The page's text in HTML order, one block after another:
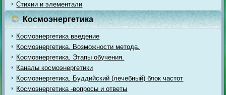
Стихии и элементали
Космоэнергетика
Космоэнергетика введение
Космоэнергетика. Возможности метода.
Космоэнергетика. Этапы обучения.
Каналы космоэнергетики
Космоэнергетика. Буддийский (лечебный) блок частот
Космоэнергетика -вопросы и ответы